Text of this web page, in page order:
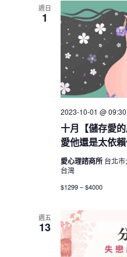
週日
1
十月【儲存愛
愛他還是太依
2023-10-01 @
愛心理諮商所 台北
台灣
$1299 – $4000
週五
13